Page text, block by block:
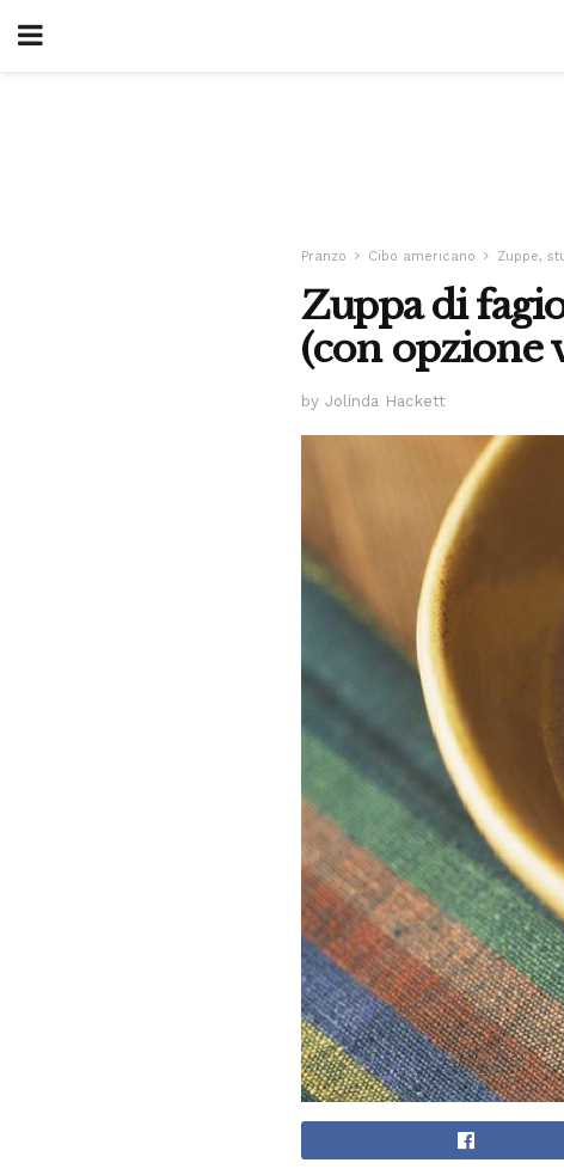
Pranzo Cibo americano Zuppe,
Zuppa di
(con opzione
by Jolinda Hackett